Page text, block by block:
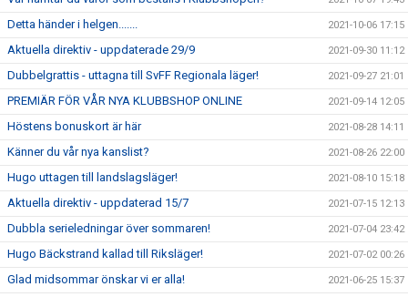
Detta händer i helgen....... 2021-10-06 17:15
Aktuella direktiv - uppdaterade 29/9 2021-09-30 11:12
Dubbelgrattis - uttagna till SvFF Regionala läger! 2021-09-27 21:01
PREMIÄR FÖR VÅR NYA KLUBBSHOP ONLINE 2021-09-14 12:05
Höstens bonuskort är här 2021-08-28 14:11
Känner du vår nya kanslist? 2021-08-26 22:00
Hugo uttagen till landslagsläger! 2021-08-10 15:18
Aktuella direktiv - uppdaterad 15/7 2021-07-15 12:13
Dubbla serieledningar över sommaren! 2021-07-04 23:42
Hugo Bäckstrand kallad till Riksläger! 2021-07-02 00:26
Glad midsommar önskar vi er alla! 2021-06-25 15:37